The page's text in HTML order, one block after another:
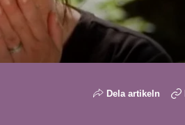
Dela artikeln